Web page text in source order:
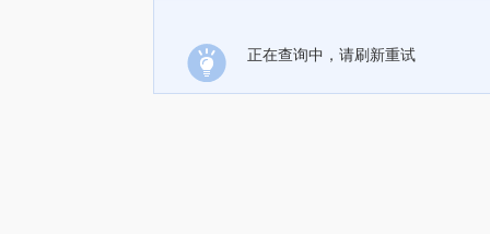
正在查询中，请刷新重试